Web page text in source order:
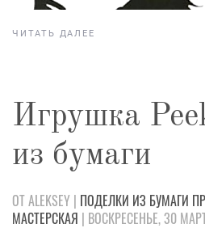
ЧИТАТЬ ДАЛЕЕ
Игрушка
из бумаги
ОТ ALEKSEY | ПОДЕЛКИ ИЗ БУМАГИ
МАСТЕРСКАЯ | ВОСКРЕСЕНЬЕ, 30